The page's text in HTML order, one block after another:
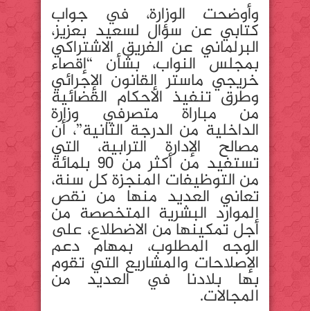
وأوضحت الوزارة، في جواب
كتابي عن سؤال لسعيد بعزيز،
البرلماني عن الفريق الاشتراكي
بمجلس النواب، بشأن “إقصاء
خريجي ماستر القانون الإجرائي
وطرق تنفيذ الأحكام القضائية
من مباراة متصرفي وزارة
الداخلية من الدرجة الثانية”، أن
مصالح الإدارة الترابية، التي
تستفيد من أكثر من 90 بلمائة
من التوظيفات المنجزة كل سنة،
تعاني العديد منها من نقص
الموارد البشرية المتخصصة من
أجل تمكينها من الاضطلاع، على
الوجه المطلوب، بمهام دعم
الإصلاحات والمشاريع التي تقوم
بها بلادنا في العديد من
المجالات.